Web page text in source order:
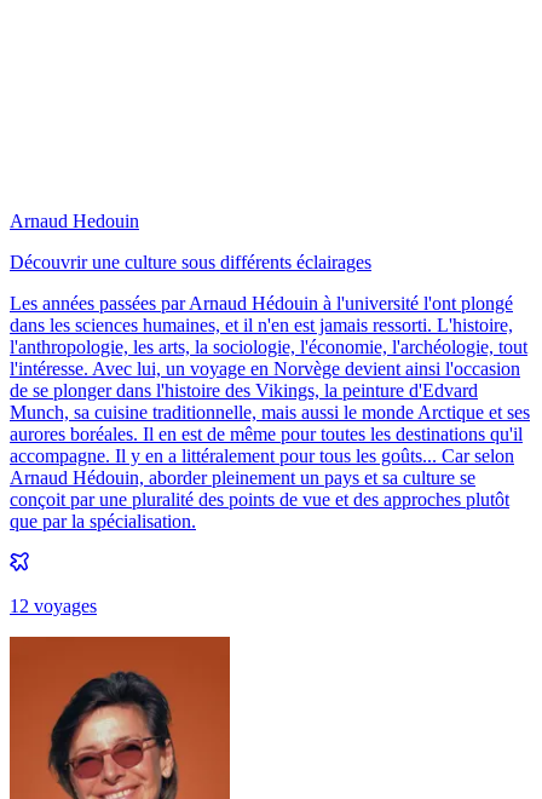
Arnaud Hedouin
Découvrir une culture sous différents éclairages
Les années passées par Arnaud Hédouin à l'université l'ont plongé
dans les sciences humaines, et il n'en est jamais ressorti. L'histoire,
l'anthropologie, les arts, la sociologie, l'économie, l'archéologie, tout
l'intéresse. Avec lui, un voyage en Norvège devient ainsi l'occasion
de se plonger dans l'histoire des Vikings, la peinture d'Edvard
Munch, sa cuisine traditionnelle, mais aussi le monde Arctique et ses
aurores boréales. Il en est de même pour toutes les destinations qu'il
accompagne. Il y en a littéralement pour tous les goûts... Car selon
Arnaud Hédouin, aborder pleinement un pays et sa culture se
conçoit par une pluralité des points de vue et des approches plutôt
que par la spécialisation.
12 voyages